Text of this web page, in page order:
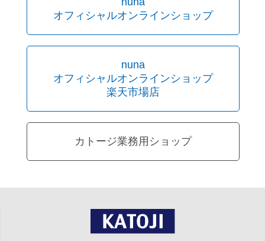
オフィシャルオンラインショップ
nuna
オフィシャルオンラインショップ
楽天市場店
カトージ業務用ショップ